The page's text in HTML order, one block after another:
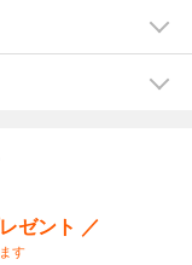
夫……、実業界からは
二郎、城山三郎、淀
も及んでいます。文
なれば幸いです。
ゼント ／
す